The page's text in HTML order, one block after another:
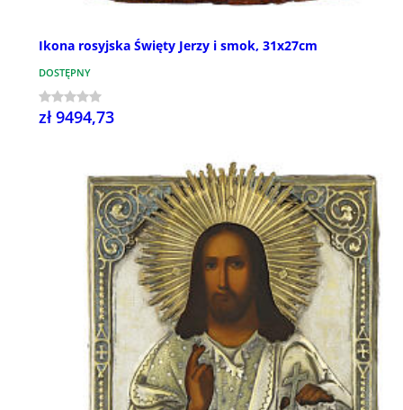
Ikona rosyjska Święty Jerzy i smok, 31x27cm
DOSTĘPNY
zł 9494,73